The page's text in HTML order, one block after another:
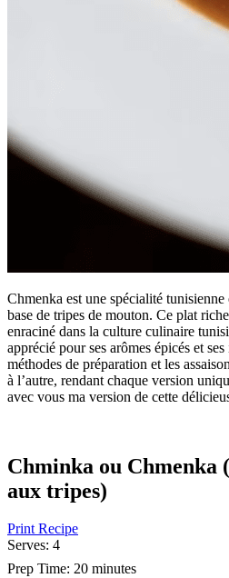
Chmenka est une spécialité tunisienne
base de tripes de mouton. Ce plat
enraciné dans la culture culinaire
apprécié pour ses arômes épicés et
méthodes de préparation et les
à l’autre, rendant chaque version
avec vous ma version de cette
Chminka ou Chmenka
aux tripes)
Print Recipe
Serves: 4
Prep Time: 20 minutes